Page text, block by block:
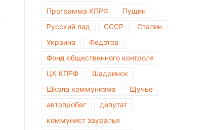
Программа КПРФ
Пущин
Русский лад
СССР
Сталин
Украина
Федотов
Фонд общественного контроля
ЦК КПРФ
Шадринск
Школа коммунизма
Щучье
автопробег
депутат
коммунист зауралья